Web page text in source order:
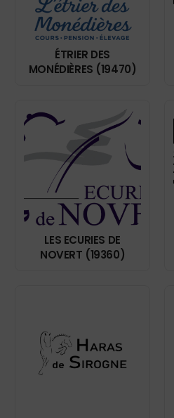
ÉTRIER DES
MONÉDIÈRES (19470)
LES ECURIES DE
NOVERT (19360)